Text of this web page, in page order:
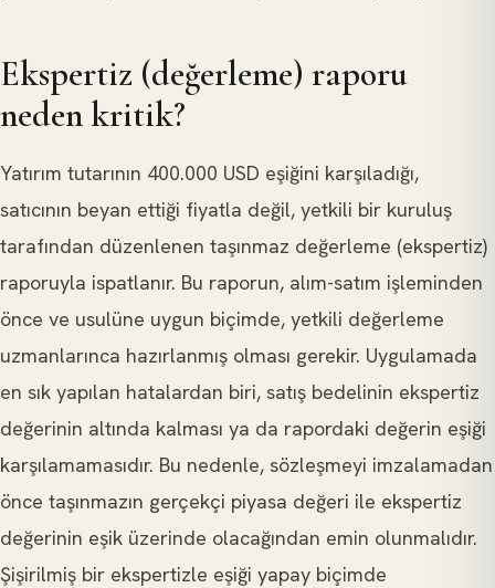
Ekspertiz (değerleme) raporu
neden kritik?
Yatırım tutarının 400.000 USD eşiğini karşıladığı,
satıcının beyan ettiği fiyatla değil, yetkili bir kuruluş
tarafından düzenlenen taşınmaz değerleme (ekspertiz)
raporuyla ispatlanır. Bu raporun, alım-satım işleminden
önce ve usulüne uygun biçimde, yetkili değerleme
uzmanlarınca hazırlanmış olması gerekir. Uygulamada
en sık yapılan hatalardan biri, satış bedelinin ekspertiz
değerinin altında kalması ya da rapordaki değerin eşiği
karşılamamasıdır. Bu nedenle, sözleşmeyi imzalamadan
önce taşınmazın gerçekçi piyasa değeri ile ekspertiz
değerinin eşik üzerinde olacağından emin olunmalıdır.
Şişirilmiş bir ekspertizle eşiği yapay biçimde